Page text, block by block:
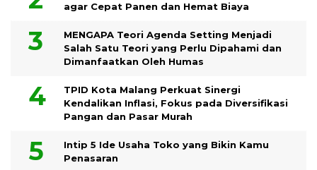
agar Cepat Panen dan Hemat Biaya
MENGAPA Teori Agenda Setting Menjadi
Salah Satu Teori yang Perlu Dipahami dan
Dimanfaatkan Oleh Humas
TPID Kota Malang Perkuat Sinergi
Kendalikan Inflasi, Fokus pada Diversifikasi
Pangan dan Pasar Murah
Intip 5 Ide Usaha Toko yang Bikin Kamu
Penasaran